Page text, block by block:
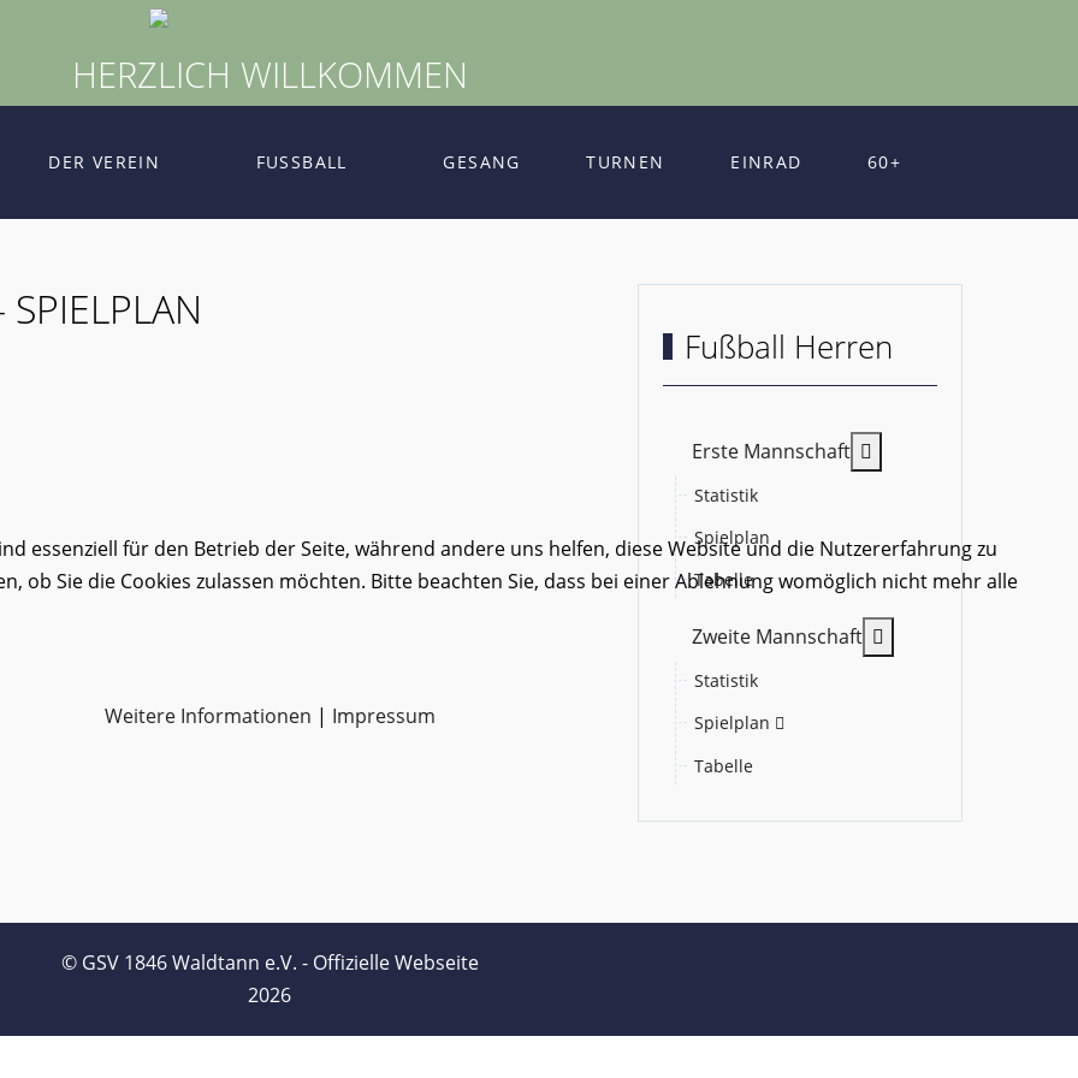
HERZLICH WILLKOMMEN
DER VEREIN FUSSBALL GESANG TURNEN EINRAD 60+
Fußball Herren
Erste Mannschaft
Statistik
Spielplan
Tabelle
Zweite Mannschaft
Statistik
Spielplan
Tabelle
© GSV 1846 Waldtann e.V. - Offizielle Webseite
2026
essenziell für den Betrieb der Seite, während andere uns helfen, diese Website und die Nutzererfahrung zu
ob Sie die Cookies zulassen möchten. Bitte beachten Sie, dass bei einer Ablehnung womöglich nicht mehr alle
Weitere Informationen | Impressum